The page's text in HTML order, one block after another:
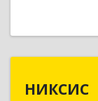
НИКСИС